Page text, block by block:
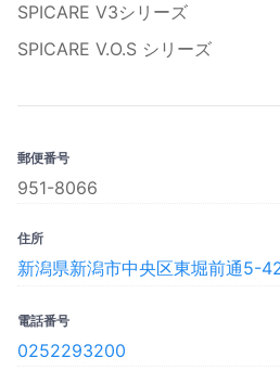
SPICARE V3シリーズ
SPICARE V.O.S シリーズ
郵便番号
951-8066
住所
新潟県新潟市中央区東堀前通5-
電話番号
0252293200